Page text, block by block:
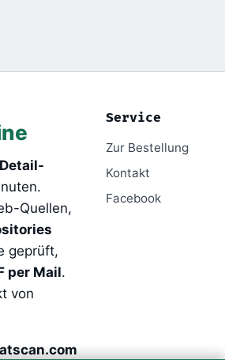
Detail-
Quellen,
geprüft,
per Mail.
von
Service
Zur Bestellung
Kontakt
Facebook